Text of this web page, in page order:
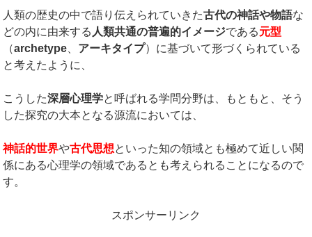
人類の歴史の中で語り伝えられていきた古代の神話や物語な
どの内に由来する 人類共通の普遍的イメージである元型
（archetype アーキタイプ）に基づいて形づくられている
と考えたように、
こうした深層心理学と呼ばれる学問分野は、もともと、そう
した探究の大本となる源流においては、
神話的世界や古代思想といった知の領域とも極めて近しい関
係にある心理学の領域であるとも考えられることになるので
す。
スポンサーリンク